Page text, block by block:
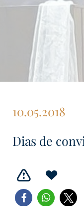
10.05.2018
Dias de